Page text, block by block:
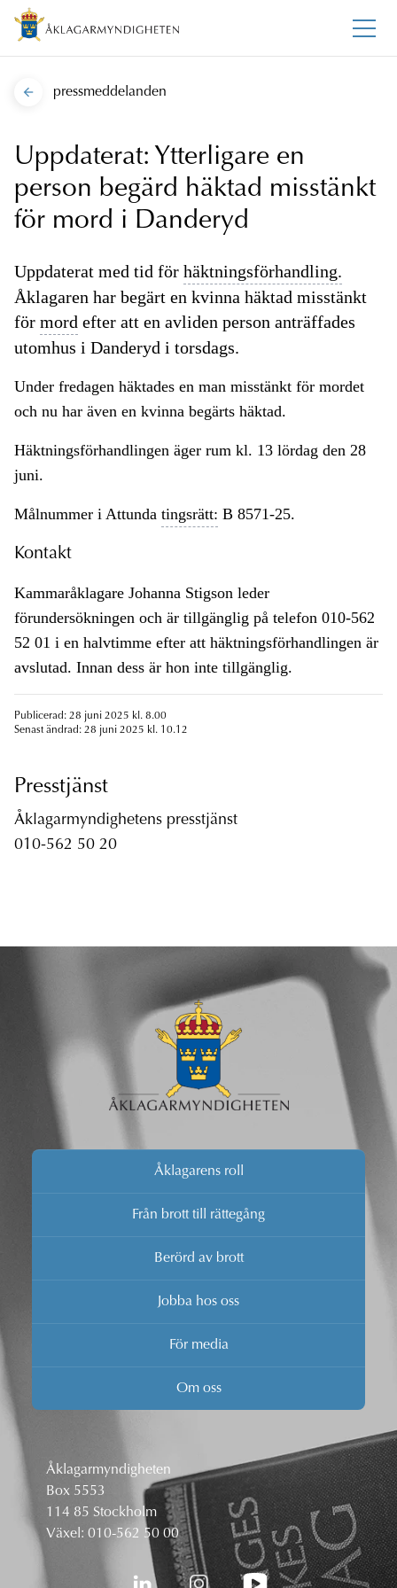
pressmeddelanden
Uppdaterat: Ytterligare en
person begärd häktad misstänkt
för mord i Danderyd
Uppdaterat med tid för häktningsförhandling.
Åklagaren har begärt en kvinna häktad misstänkt
för mord efter att en avliden person anträffades
utomhus i Danderyd i torsdags.
Under fredagen häktades en man misstänkt för mordet
och nu har även en kvinna begärts häktad.
Häktningsförhandlingen äger rum kl. 13 lördag den 28
juni.
Målnummer i Attunda tingsrätt: B 8571-25.
Kontakt
Kammaråklagare Johanna Stigson leder
förundersökningen och är tillgänglig på telefon 010-562
52 01 i en halvtimme efter att häktningsförhandlingen är
avslutad. Innan dess är hon inte tillgänglig.
Publicerad: 28 juni 2025 kl. 8.00
Senast ändrad: 28 juni 2025 kl. 10.12
Presstjänst
Åklagarmyndighetens presstjänst
010-562 50 20
Åklagarens roll
Från brott till rättegång
Berörd av brott
Jobba hos oss
För media
Om oss
Åklagarmyndigheten
Box 5553
114 85 Stockholm
Växel: 010-562 50 00